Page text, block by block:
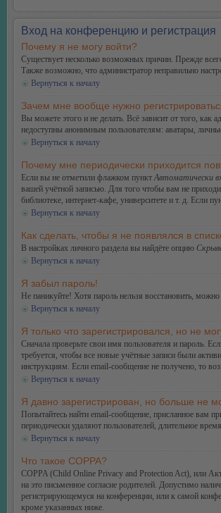
Вход на конференцию и регистрация
Почему я не могу войти?
Существует несколько возможных причин. Прежде
Также возможно, что администратор неправильно
Вернуться к началу
Зачем мне вообще нужно
Вы можете этого и не делать. Всё зависит от того,
недоступны анонимным пользователям: аватары,
Вернуться к началу
Почему мне периодически приходится
Если вы не отметили флажком пункт Автоматически
вашей учётной записью. Для того чтобы вам не
библиотеке, интернет-кафе, университете и т. д. Если
Вернуться к началу
Как сделать, чтобы я не появлялся в
В настройках личного раздела вы найдёте опцию
Вернуться к началу
Я забыл пароль!
Не паникуйте! Хотя пароль нельзя восстановить,
Вернуться к началу
Я только что зарегистрировался, но не
Сначала проверьте свои имя пользователя и пароль.
требуется, чтобы все новые учётные записи были
инструкциям. Если email-сообщение не получено, то
Вернуться к началу
Я давно зарегистрирован, но больше не
Попытайтесь найти email-сообщение, присланное вам
периодически удаляют пользователей, длительное
Вернуться к началу
Что такое COPPA?
COPPA (Child Online Privacy and Protection Act), или
на это письменное согласие родителей. Допустимо
регистрирующемуся на конференции, или к самой
кроме указанных ниже.